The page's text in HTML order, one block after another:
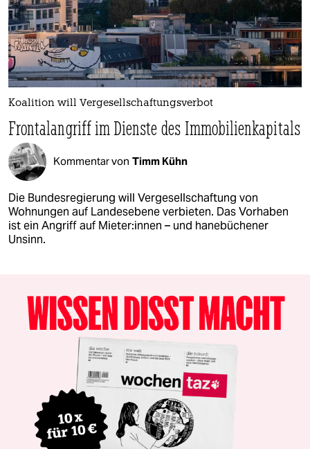
Koalition will Vergesellschaftungsverbot
Frontalangriff im Dienste des Immobilienkapitals
Kommentar von Timm Kühn
Die Bundesregierung will Vergesellschaftung von
Wohnungen auf Landesebene verbieten. Das Vorhaben
ist ein Angriff auf Mie­te­r:in­nen – und hanebüchener
Unsinn.